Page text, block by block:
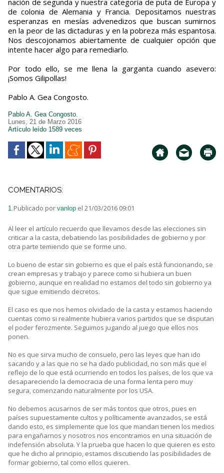
de colonia de Alemania y Francia. Depositamos nuestras
esperanzas en mesías advenedizos que buscan sumirnos
en la peor de las dictaduras y en la pobreza más espantosa.
Nos descojonamos abiertamente de cualquier opción que
intente hacer algo para remediarlo.
Por todo ello, se me llena la garganta cuando asevero:
¡Somos Gilipollas!
Pablo A. Gea Congosto.
Pablo A. Gea Congosto.
Lunes, 21 de Marzo 2016
Artículo leído 1589 veces
COMENTARIOS:
1. Publicado por vanlop el 21/03/2016 09:01
Al leer el artículo recuerdo que llevamos desde las elecciones sin
criticar a la casta, debatiendo las posibilidades de gobierno y por
otra parte temiendo que se forme uno.
Lo bueno de estar sin gobierno es que el país está funcionando, se
crean empresas y trabajo y parece como si hubiera un buen
gobierno, aunque en realidad no estamos del todo sin gobierno ya
que sigue emitiendo decretos.
El caso es que nos hemos olvidado de la casta y estamos haciendo
cuentas como si realmente hubiera varios partidos que se disputan
el poder ferozmente. Seguimos jugando al juego que ellos nos
ponen.
No es que sirva mucho de consuelo, pero las leyes que han ido
sacando y a las que no se ha dado publicidad, no son más que el
reflejo de lo que está ocurriendo en todos los países, de los que va
desapareciendo la democracia de una forma lenta pero muy
segura, comenzando naturalmente por los USA.
No debemos acusarnos de ser más tontos que otros, pues en
países supuestamente cultos y políticamente avanzados, se está
dando esto, es simplemente que los que mandan tienen los medios
para engañarnos y nosotros nos encontramos en una situación de
indefensión absoluta. Y la prueba que hacen lo que quieren es esto
que he dicho al principio, estamos discutiendo las posibilidades de
formar gobierno, tal como ellos quieren.